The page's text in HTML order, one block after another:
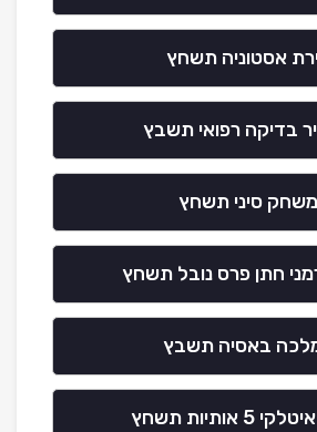
אסטוניה תשחץ
בדיקה רפואי תשבץ
משחק סיני תשחץ
חתן פרס נובל תשחץ
באסיה תשבץ
אותיות תשחץ